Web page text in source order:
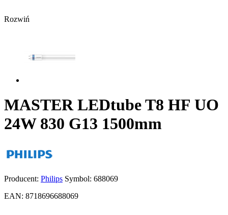
Rozwiń
MASTER LEDtube T8 HF UO
24W 830 G13 1500mm
Producent: Philips Symbol: 688069
EAN: 8718696688069